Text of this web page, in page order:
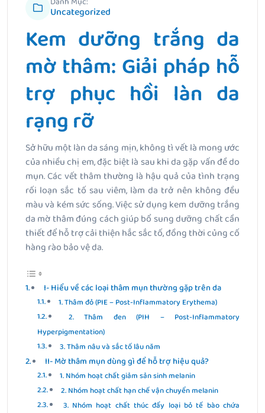
Uncategorized
Kem dưỡng trắng da
mờ thâm: Giải pháp hỗ
trợ phục hồi làn da
rạng rỡ
Sở hữu một làn da sáng mịn, không tì vết là mong ước
của nhiều chị em, đặc biệt là sau khi da gặp vấn đề do
mụn. Các vết thâm thường là hậu quả của tình trạng
rối loạn sắc tố sau viêm, làm da trở nên không đều
màu và kém sức sống. Việc sử dụng kem dưỡng trắng
da mờ thâm đúng cách giúp bổ sung dưỡng chất cần
thiết để hỗ trợ cải thiện hắc sắc tố, đồng thời củng cố
hàng rào bảo vệ da.
I- Hiểu về các loại thâm mụn thường gặp trên da
1. Thâm đỏ (PIE – Post-Inflammatory Erythema)
2. Thâm đen (PIH – Post-Inflammatory
Hyperpigmentation)
3. Thâm nâu và sắc tố lâu năm
II- Mờ thâm mụn dùng gì để hỗ trợ hiệu quả?
1. Nhóm hoạt chất giảm sản sinh melanin
2. Nhóm hoạt chất hạn chế vận chuyển melanin
3. Nhóm hoạt chất thúc đẩy loại bỏ tế bào chứa